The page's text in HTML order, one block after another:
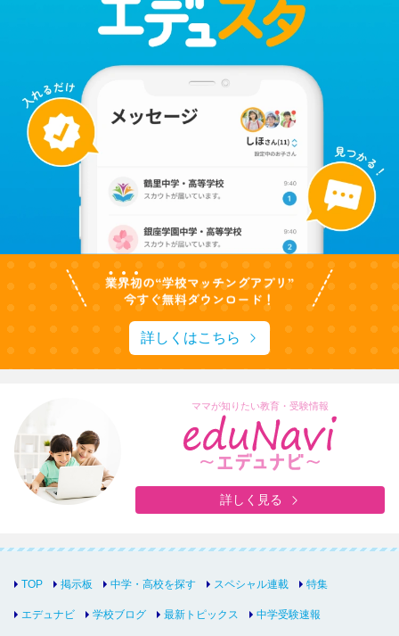
詳しくはこちら
ママが知りたい教育・受験情報
詳しく見る
TOP 掲示板 中学・高校を探す スペシャル連載 特集
エデュナビ 学校ブログ 最新トピックス 中学受験速報